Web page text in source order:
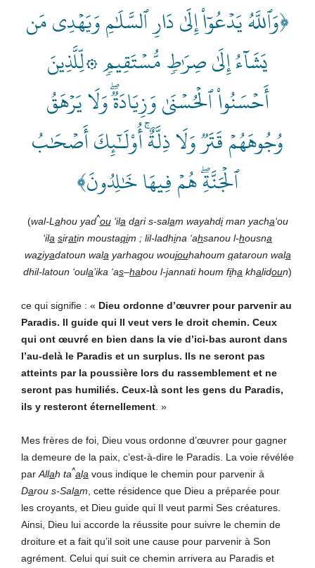
﴿وَٱللَّهُ يَدۡعُوٓاْ إِلَىٰ دَارِ ٱلسَّلَٰمِ وَيَهۡدِي مَن
يَشَآءُ إِلَىٰ صِرَٰطٖ مُّسۡتَقِيمٖ ۞لِّلَّذِينَ
أَحۡسَنُواْ ٱلۡحُسۡنَىٰ وَزِيَادَةٞۖ وَلَا يَرۡهَقُ
وُجُوهَهُمۡ قَتَرٞ وَلَا ذِلَّةٌۚ أُوْلَـٰٓئِكَ أَصۡحَٰبُ
ٱلۡجَنَّةِۖ هُمۡ فِيهَا خَٰلِدُونَ﴾
(wal-L ahou yad^ou‘ila dari s-salam wayahdiman yacha‘ou
‘ila siratin moustaqim ; lil-ladhina ‘ahsanou l-housna
waziyadatoun wala yarhaqou woujouhahoum qataroun wala
dhil-latoun ‘oula’ika ‘as–habou l-jannati houm fiha khalidoun)
ce qui signifie : « Dieu ordonne d’œuvrer pour parvenir au
Paradis. Il guide qui Il veut vers le droit chemin. Ceux
qui ont œuvré en bien dans la vie d’ici-bas auront dans
l’au-delà le Paradis et un surplus. Ils ne seront pas
atteints par la poussière lors du rassemblement et ne
seront pas humiliés. Ceux-là sont les gens du Paradis,
ils y resteront éternellement . »
Mes frères de foi, Dieu vous ordonne d’œuvrer pour gagner
la demeure de la paix, c’est-à-dire le Paradis. La voie révélée
par Allah ta^ala vous indique le chemin pour parvenir à
Darou s-Salam , cette résidence que Dieu a préparée pour
les croyants, et Dieu guide qui Il veut parmi Ses créatures.
Ainsi, Dieu lui accorde la réussite pour suivre le chemin de
droiture et a fait qu’il soit une cause pour parvenir à Son
agrément. Celui qui suit ce chemin arrivera au Paradis et